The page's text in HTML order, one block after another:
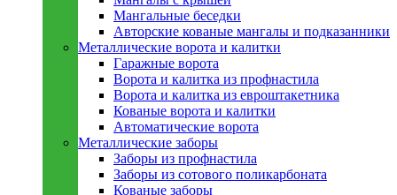
Мангальные беседки
Авторские кованые мангалы и подказанники
Металлическиe ворота и калитки
Гаражные ворота
Ворота и калитка из профнастила
Ворота и калитка из евроштакетника
Кованые ворота и калитки
Автоматические ворота
Металлическиe заборы
Заборы из профнастила
Заборы из сотового поликарбоната
Кованые заборы